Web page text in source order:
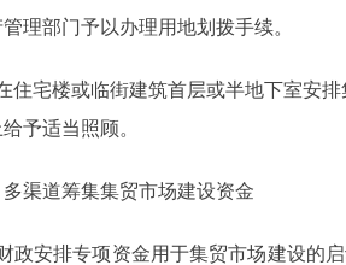
理部门予以办理用地划拨手续。
住宅楼或临街建筑首层或半地下室安
予适当照顾。
渠道筹集集贸市场建设资金
政安排专项资金用于集贸市场建设的